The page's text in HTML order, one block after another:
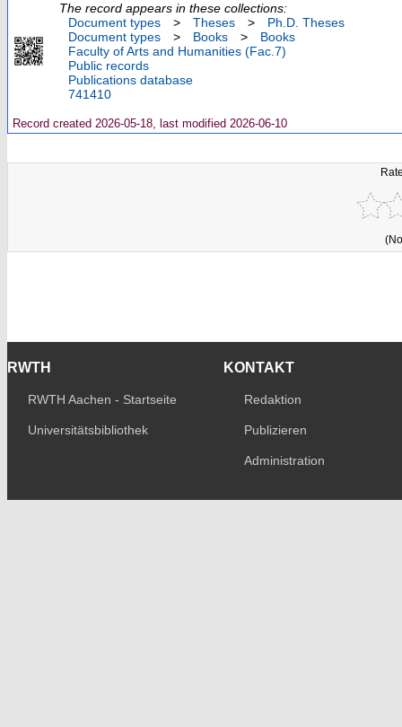
The record appears in these collections:
Document types
> Theses >
Ph.D. Theses
Document types
> Books >
Books
Faculty of Arts and Humanities (Fac.7)
Public records
Publications database
741410
Record created 2026-05-18, last modified 2026-06-10
RWTH
RWTH Aachen - Startseite
Universitätsbibliothek
KONTAKT
Redaktion
Publizieren
Administration